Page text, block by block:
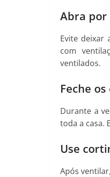
Abra por
Evite deixar
com
ventilados.
Feche
Durante a
toda a casa.
Use
Após ventilar,